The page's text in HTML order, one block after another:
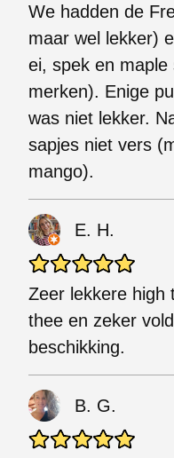
We hadden de
maar wel lekker)
ei, spek en
merken). Enige
was niet lekker.
sapjes niet vers
mango).
E. H.
Zeer lekkere high
thee en zeker
beschikking.
B. G.